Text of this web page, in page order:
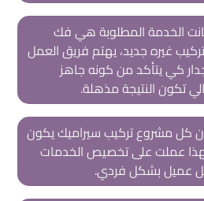
كانت الخدمة المطلوبة هي فك
غيره جديد، يهتم فريق العمل
كي يتأكد من كونه جاهز
تكون النتيجة مذهلة.
كل مشروع تركيب سيراميك يكون
عملت على تخصيص الخدمات
عميل بشكل فردي.